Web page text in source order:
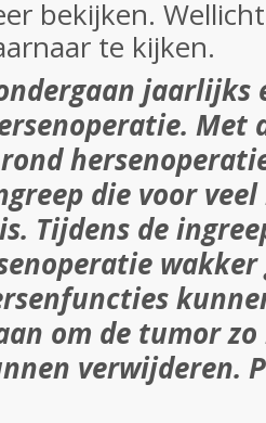
bekijken.
te kijken.
jaarlijks
Met
die voor veel
Tijdens de
om de tumor
verwijderen.